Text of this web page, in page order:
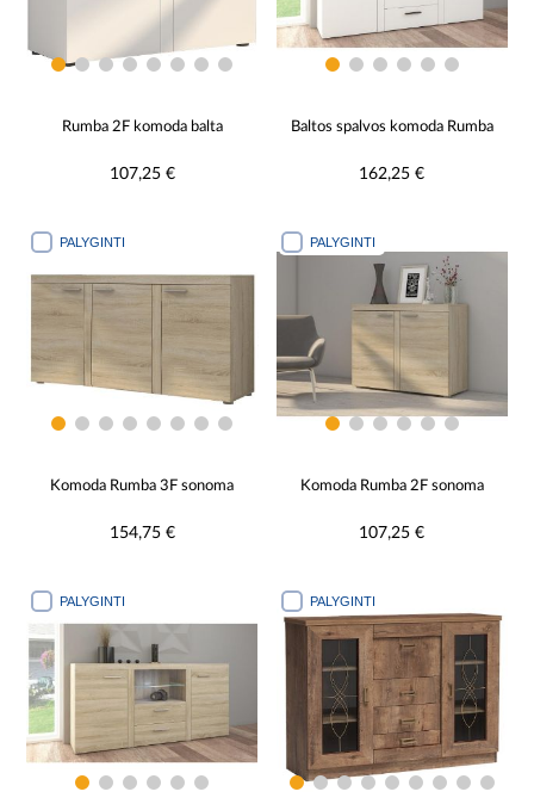
Rumba 2F komoda balta
107,25 €
Baltos spalvos komoda Rumba
162,25 €
PALYGINTI
Komoda Rumba 3F sonoma
154,75 €
PALYGINTI
Komoda Rumba 2F sonoma
107,25 €
PALYGINTI PALYGINTI